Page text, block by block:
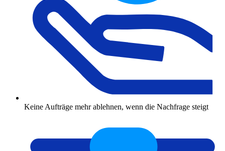
Keine Aufträge mehr ablehnen, wenn die Nachfrage steigt